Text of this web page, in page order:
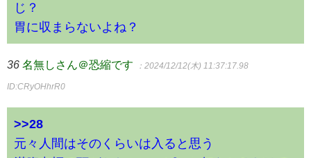
じ？
胃に収まらないよね？
36 名無しさん＠恐縮です ：2024/12/12(木) 11:37:17.98
ID:CRyOHhrR0
>>28
元々人間はそのくらいは入ると思う